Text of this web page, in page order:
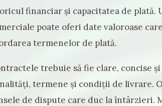
financiar și capacitatea de
poate oferi date valoroase
termenelor de plată.
trebuie să fie clare, concise
termene și condiții de livrare.
de dispute care duc la întârzieri.